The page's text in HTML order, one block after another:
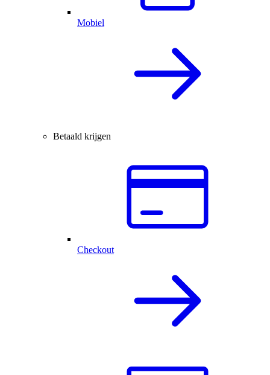
Mobiel
Betaald krijgen
Checkout